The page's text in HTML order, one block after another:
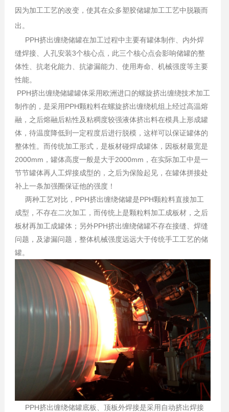
因为加工工艺的改变，使其在众多塑胶储罐加工工艺中脱颖而
出。
PPH挤出缠绕储罐在加工过程中主要有罐体制作、内外焊
缝焊接、人孔安装3个核心点，此三个核心点会影响储罐的整
体性、抗老化能力、抗渗漏能力、使用寿命、机械强度等主要
性能。
PPH挤出缠绕储罐罐体采用欧洲进口的螺旋挤出缠绕技术加工
制作的，是采用PPH颗粒料在螺旋挤出缠绕机组上经过高温熔
融，之后熔融后粘性及粘稠度较强液体挤出料在模具上形成罐
体，待温度降低到一定程度后进行脱模，这样可以保证罐体的
整体性。而传统加工形式，是板材碰焊成罐体，因板材最宽是
2000mm，罐体高度一般是大于2000mm，在实际加工中是一
节节罐体再人工焊接成型的，之后为保险起见，在罐体拼接处
补上一条加强圈保证他的强度！
两种工艺对比，PPH挤出缠绕储罐是PPH颗粒料直接加工
成型，不存在二次加工，而传统上是颗粒料加工成板材，之后
板材再加工成罐体；另外PPH挤出缠绕储罐不存在接缝、焊缝
问题，及渗漏问题，整体机械强度远远大于传统手工工艺的储
罐。
PPH挤出缠绕储罐底板、顶板外焊接是采用自动挤出焊接